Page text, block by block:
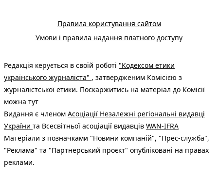
Правила користування сайтом
Умови і правила надання платного доступу
Редакція керується в своїй роботі "Кодексом етики
українського журналіста" , затвердженим Комісією з
журналістської етики. Поскаржитись на матеріал до Комісії
можна тут
Видання є членом Асоціації Незалежні регіональні видавці
України та Всесвітньої асоціації видавців WAN-IFRA
Матеріали з позначками "Новини компаній", "Прес-служба",
"Реклама" та "Партнерський проєкт" опубліковані на правах
реклами.